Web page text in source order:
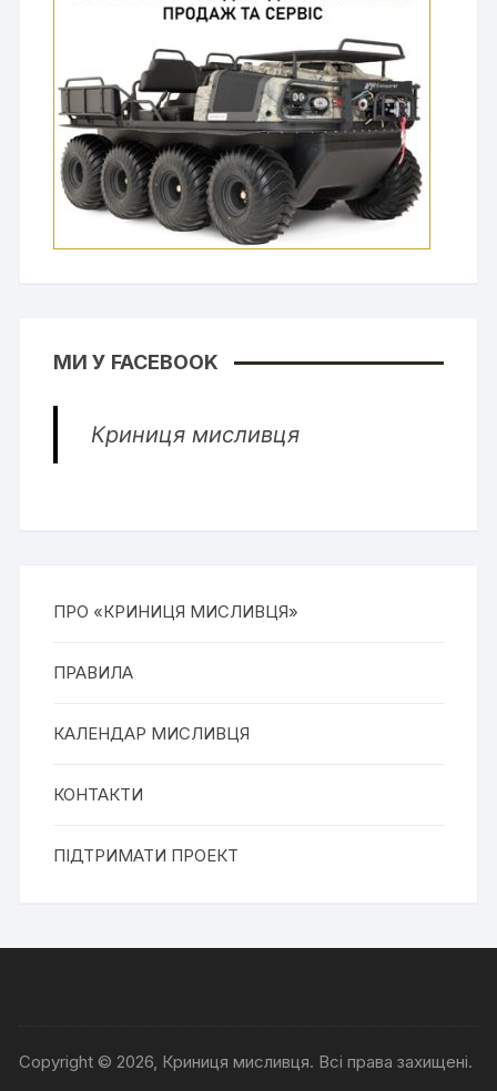
МИ У FACEBOOK
Криниця мисливця
ПРО «КРИНИЦЯ МИСЛИВЦЯ»
ПРАВИЛА
КАЛЕНДАР МИСЛИВЦЯ
КОНТАКТИ
ПІДТРИМАТИ ПРОЕКТ
Copyright © 2026, Криниця мисливця. Всі права захищені.